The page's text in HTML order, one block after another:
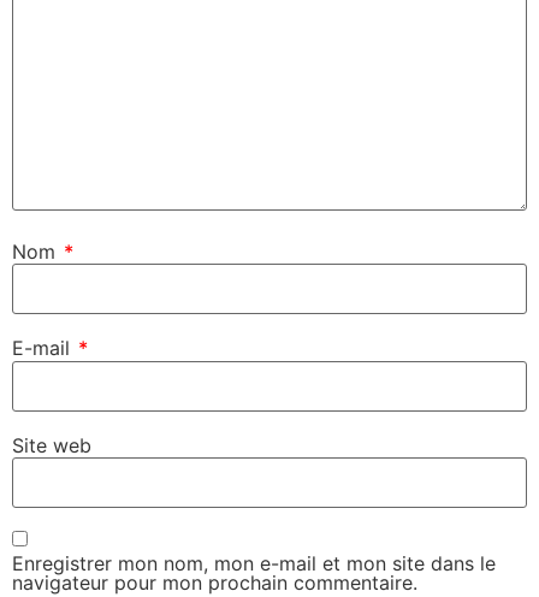
Nom *
E-mail *
Site web
Enregistrer mon nom, mon e-mail et mon site dans le
navigateur pour mon prochain commentaire.